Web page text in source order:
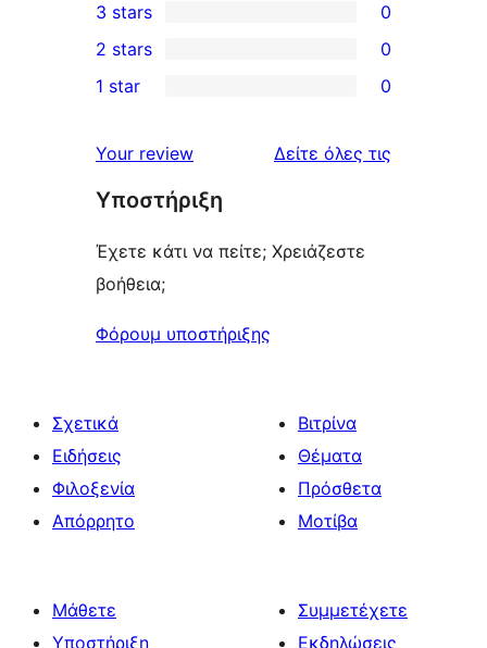
star
reviews
4-
star
reviews
0
3-
star
3 stars 0
2-
reviews
2 stars 0
star
reviews
1 star 0
Your review Δείτε όλες τις
Υποστήριξη
Έχετε κάτι να πείτε; Χρειάζεστε
βοήθεια;
Φόρουμ υποστήριξης
Σχετικά
Ειδήσεις
Φιλοξενία
Απόρρητο
Βιτρίνα
Θέματα
Πρόσθετα
Μοτίβα
Μάθετε
Υποστήριξη
Συμμετέχετε
Εκδηλώσεις